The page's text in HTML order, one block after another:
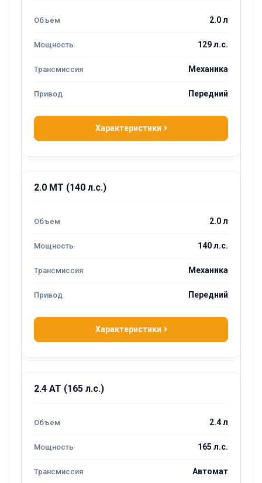
2.0 л
129 л.с.
Механика
Передний
Характеристики
2.0 MT (140 л.с.)
2.0 л
140 л.с.
Механика
Передний
Характеристики
2.4 AT (165 л.с.)
2.4 л
165 л.с.
Автомат